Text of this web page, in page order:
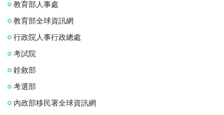
教育部人事處
教育部全球資訊網
行政院人事行政總處
考試院
銓敘部
考選部
內政部移民署全球資訊網